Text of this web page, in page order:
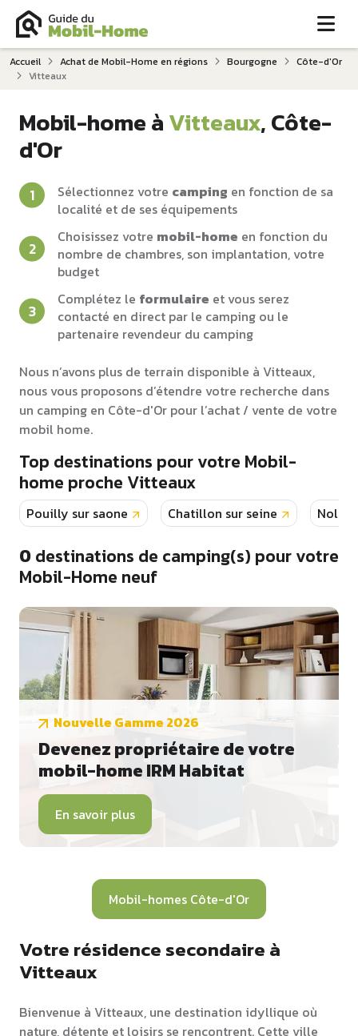
Accueil Achat de Mobil-Home en régions Bourgogne
Côte-d'Or
Vitteaux
Mobil-home àVitteaux, Côte-
d'Or
Sélectionnez votre camping en fonction de sa
localité et de ses équipements
Choisissez votre mobil-home en fonction du
nombre de chambres, son implantation, votre
budget
Complétez le formulaire et vous serez
contacté en direct par le camping ou le
partenaire revendeur du camping
Nous n’avons plus de terrain disponible à Vitteaux,
nous vous proposons d’étendre votre recherche dans
un camping en Côte-d'Or pour l’achat / vente de votre
mobil home.
Top destinations pour votre Mobil-
home proche Vitteaux
Pouilly sur saone Chatillon sur seine Nolay
0destinations de camping(s) pour votre
Mobil-Home neuf
Nouvelle Gamme 2026
Devenez propriétaire de votre
mobil-home IRM Habitat
En savoir plus
Mobil-homes Côte-d'Or
Votre résidence secondaire à
Vitteaux
Bienvenue à Vitteaux, une destination idyllique où
nature, détente et loisirs se rencontrent. Cette ville